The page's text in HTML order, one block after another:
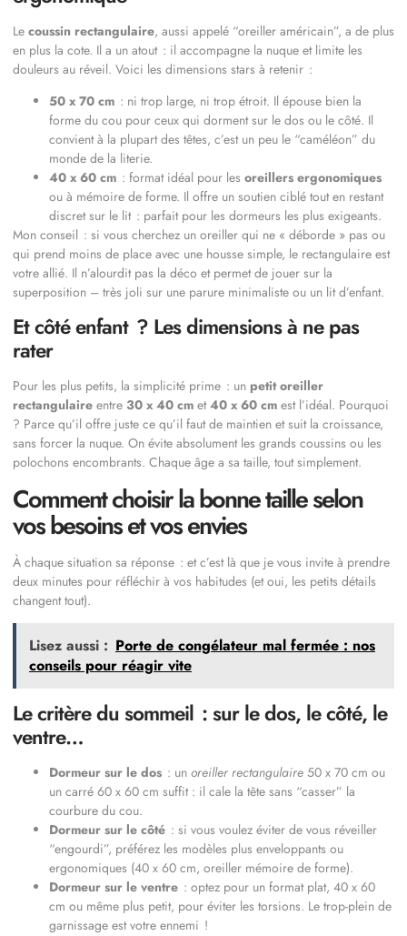
Le coussin rectangulaire, aussi appelé “oreiller américain”, a de plus
en plus la cote. Il a un atout : il accompagne la nuque et limite les
douleurs au réveil. Voici les dimensions stars à retenir :
50 x 70 cm : ni trop large, ni trop étroit. Il épouse bien la
forme du cou pour ceux qui dorment sur le dos ou le côté. Il
convient à la plupart des têtes, c’est un peu le “caméléon” du
monde de la literie.
40 x 60 cm : format idéal pour les oreillers ergonomiques
ou à mémoire de forme. Il offre un soutien ciblé tout en restant
discret sur le lit : parfait pour les dormeurs les plus exigeants.
Mon conseil : si vous cherchez un oreiller qui ne « déborde » pas ou
qui prend moins de place avec une housse simple, le rectangulaire est
votre allié. Il n’alourdit pas la déco et permet de jouer sur la
superposition – très joli sur une parure minimaliste ou un lit d’enfant.
Et côté enfant ? Les dimensions à ne pas
rater
Pour les plus petits, la simplicité prime : un petit oreiller
rectangulaire entre 30 x 40 cm et 40 x 60 cm est l’idéal. Pourquoi
? Parce qu’il offre juste ce qu’il faut de maintien et suit la croissance,
sans forcer la nuque. On évite absolument les grands coussins ou les
polochons encombrants. Chaque âge a sa taille, tout simplement.
Comment choisir la bonne taille selon
vos besoins et vos envies
À chaque situation sa réponse : et c’est là que je vous invite à prendre
deux minutes pour réfléchir à vos habitudes (et oui, les petits détails
changent tout).
Lisez aussi : Porte de congélateur mal fermée : nos
conseils pour réagir vite
Le critère du sommeil : sur le dos, le côté, le
ventre…
Dormeur sur le dos : un oreiller rectangulaire 50 x 70 cm ou
un carré 60 x 60 cm suffit : il cale la tête sans “casser” la
courbure du cou.
Dormeur sur le côté : si vous voulez éviter de vous réveiller
“engourdi”, préférez les modèles plus enveloppants ou
ergonomiques (40 x 60 cm, oreiller mémoire de forme).
Dormeur sur le ventre : optez pour un format plat, 40 x 60
cm ou même plus petit, pour éviter les torsions. Le trop-plein de
garnissage est votre ennemi !